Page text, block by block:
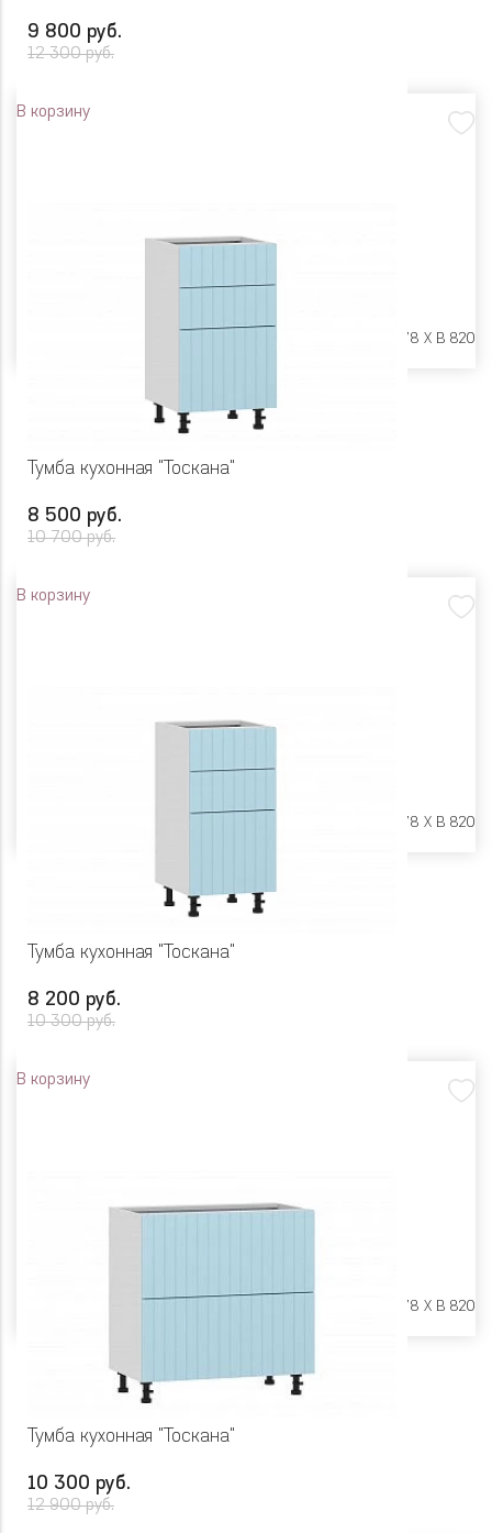
9 800 руб.
12 300 руб.
В корзину
Ш 600 X Г 478 X В 820
Тумба кухонная "Тоскана"
8 500 руб.
10 700 руб.
В корзину
Ш 450 X Г 478 X В 820
Тумба кухонная "Тоскана"
8 200 руб.
10 300 руб.
В корзину
Ш 400 X Г 478 X В 820
Тумба кухонная "Тоскана"
10 300 руб.
12 900 руб.